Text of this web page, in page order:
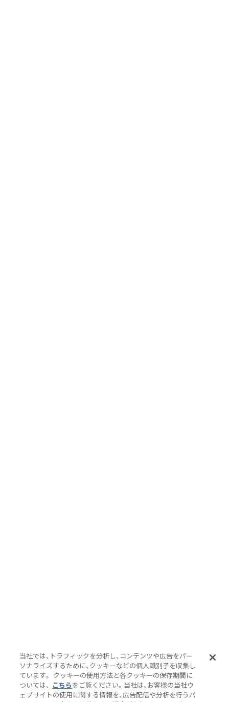
当社では、トラフィックを分析し、コンテンツや広告をパー
ソナライズするために、クッキーなどの個人識別子を収集し
ています。 クッキーの使用方法と各クッキーの保存期間に
ついては、
こちら をご覧ください。当社は、お客様の当社ウ
ェブサイトの使用に関する情報を、広告配信や分析を行うパ